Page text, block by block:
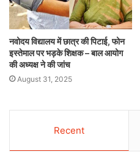
नवोदय विद्यालय में छात्र की पिटाई, फोन
इस्तेमाल पर भड़के शिक्षक – बाल आयोग
की अध्यक्ष ने की जांच
August 31, 2025
Recent